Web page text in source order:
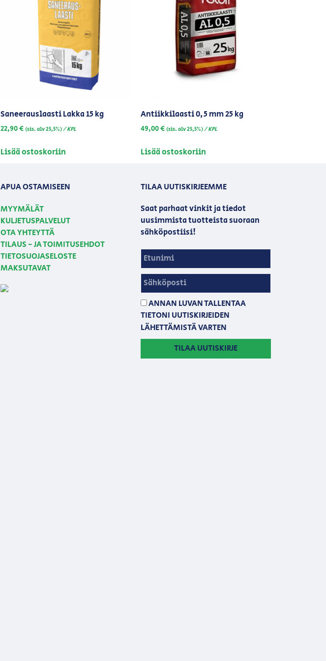
Saneerauslaasti Lakka 15 kg
22,90€(sis. alv 25,5%)/ KPL
Lisää ostoskoriin
Antiikkilaasti 0,5 mm 25 kg
49,00€(sis. alv 25,5%)/ KPL
Lisää ostoskoriin
APUA OSTAMISEEN
MYYMÄLÄT
KULJETUSPALVELUT
OTA YHTEYTTÄ
TILAUS - JA TOIMITUSEHDOT
TIETOSUOJASELOSTE
MAKSUTAVAT
TILAA UUTISKIRJEEMME
Saat parhaat vinkit ja tiedot
uusimmista tuotteista suoraan
sähköpostiisi!
ANNAN LUVAN TALLENTAA
TIETONI UUTISKIRJEIDEN
LÄHETTÄMISTÄ VARTEN
TILAA UUTISKIRJE